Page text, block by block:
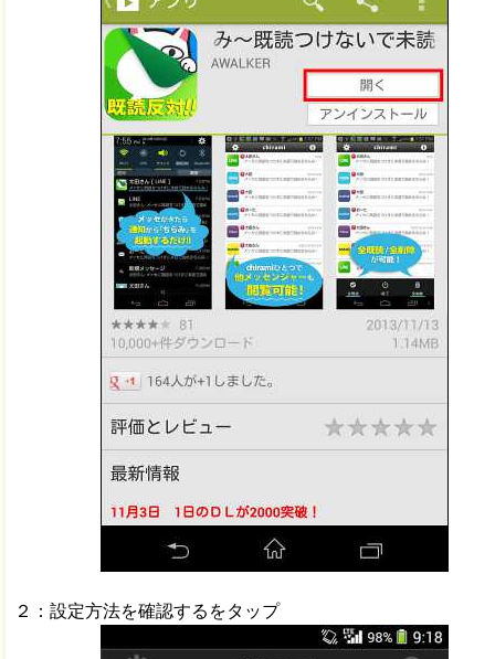
２：設定方法を確認するをタップ